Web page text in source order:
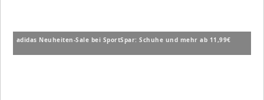
adidas Neuheiten-Sale bei SportSpar: Schuhe und mehr ab 11,99€